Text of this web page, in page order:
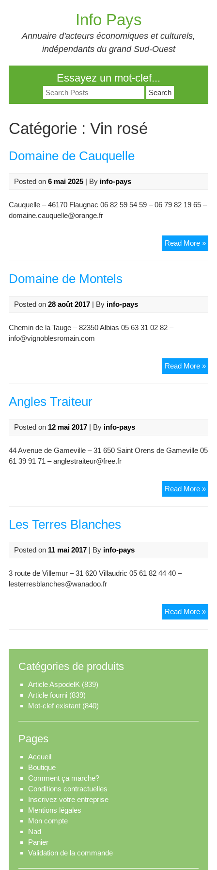
Info Pays
Annuaire d'acteurs économiques et culturels,
indépendants du grand Sud-Ouest
Essayez un mot-clef...
Search
for:
Catégorie : Vin rosé
Domaine de Cauquelle
Posted on 6 mai 2025| By info-pays
Cauquelle – 46170 Flaugnac 06 82 59 54 59 – 06 79 82 19 65 –
domaine.cauquelle@orange.fr
Read More »
de
Domaine de Montels
Posted on 28 août 2017| By info-pays
Chemin de la Tauge – 82350 Albias 05 63 31 02 82 –
info@vignoblesromain.com
Read More »
de
Angles Traiteur
Posted on 12 mai 2017| By info-pays
44 Avenue de Gameville – 31 650 Saint Orens de Gameville 05
61 39 91 71 – anglestraiteur@free.fr
Read More »
Les Terres Blanches
Posted on 11 mai 2017| By info-pays
3 route de Villemur – 31 620 Villaudric 05 61 82 44 40 –
lesterresblanches@wanadoo.fr
Read More »Les
Catégories de produits
Article AspodelK (839)
Article fourni (839)
Mot-clef existant (840)
Pages
Accueil
Boutique
Comment ça marche?
Conditions contractuelles
Inscrivez votre entreprise
Mentions légales
Mon compte
Nad
Panier
Validation de la commande